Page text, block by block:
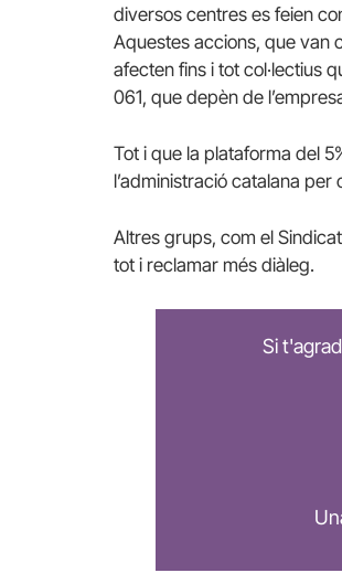
diversos centres es feien
Aquestes accions, que van
afecten fins i tot col·lectius
061, que depèn de
Tot i que la plataforma del
l’administració catalana
Altres grups, com el
tot i reclamar més diàleg.
Si